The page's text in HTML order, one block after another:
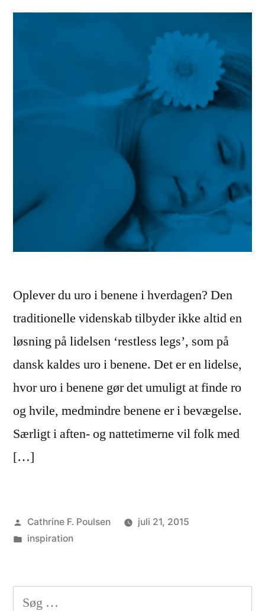
Oplever du uro i benene i hverdagen? Den
traditionelle videnskab tilbyder ikke altid en
løsning på lidelsen ‘restless legs’, som på
dansk kaldes uro i benene. Det er en lidelse,
hvor uro i benene gør det umuligt at finde ro
og hvile, medmindre benene er i bevægelse.
Særligt i aften- og nattetimerne vil folk med
[…]
Posted
by
Cathrine F. Poulsen
juli 21, 2015
Posted
inspiration
Søg